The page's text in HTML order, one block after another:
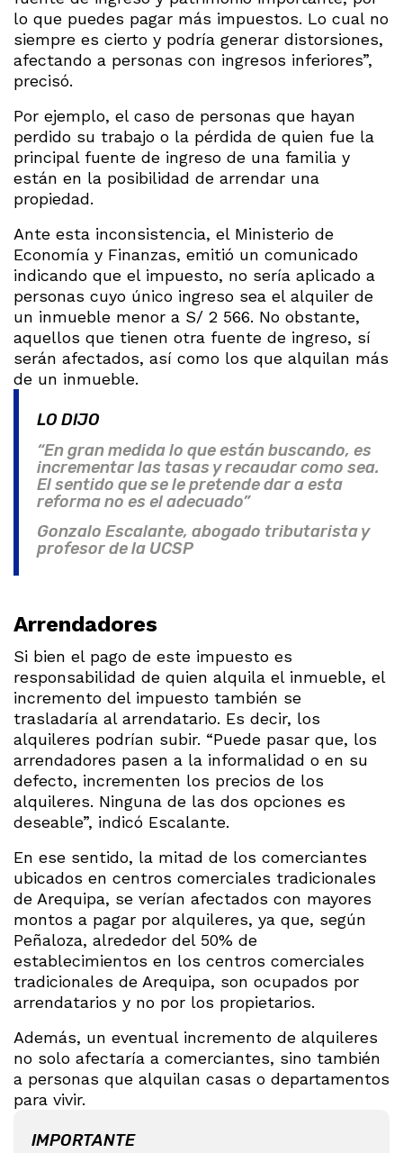
lo que puedes pagar más impuestos. Lo cual no
siempre es cierto y podría generar distorsiones,
afectando a personas con ingresos inferiores”,
precisó.
Por ejemplo, el caso de personas que hayan
perdido su trabajo o la pérdida de quien fue la
principal fuente de ingreso de una familia y
están en la posibilidad de arrendar una
propiedad.
Ante esta inconsistencia, el Ministerio de
Economía y Finanzas, emitió un comunicado
indicando que el impuesto, no sería aplicado a
personas cuyo único ingreso sea el alquiler de
un inmueble menor a S/ 2 566. No obstante,
aquellos que tienen otra fuente de ingreso, sí
serán afectados, así como los que alquilan más
de un inmueble.
LO DIJO
“En gran medida lo que están buscando, es
incrementar las tasas y recaudar como sea.
El sentido que se le pretende dar a esta
reforma no es el adecuado”
Gonzalo Escalante, abogado tributarista y
profesor de la UCSP
Arrendadores
Si bien el pago de este impuesto es
responsabilidad de quien alquila el inmueble, el
incremento del impuesto también se
trasladaría al arrendatario. Es decir, los
alquileres podrían subir. “Puede pasar que, los
arrendadores pasen a la informalidad o en su
defecto, incrementen los precios de los
alquileres. Ninguna de las dos opciones es
deseable”, indicó Escalante.
En ese sentido, la mitad de los comerciantes
ubicados en centros comerciales tradicionales
de Arequipa, se verían afectados con mayores
montos a pagar por alquileres, ya que, según
Peñaloza, alrededor del 50% de
establecimientos en los centros comerciales
tradicionales de Arequipa, son ocupados por
arrendatarios y no por los propietarios.
Además, un eventual incremento de alquileres
no solo afectaría a comerciantes, sino también
a personas que alquilan casas o departamentos
para vivir.
IMPORTANTE